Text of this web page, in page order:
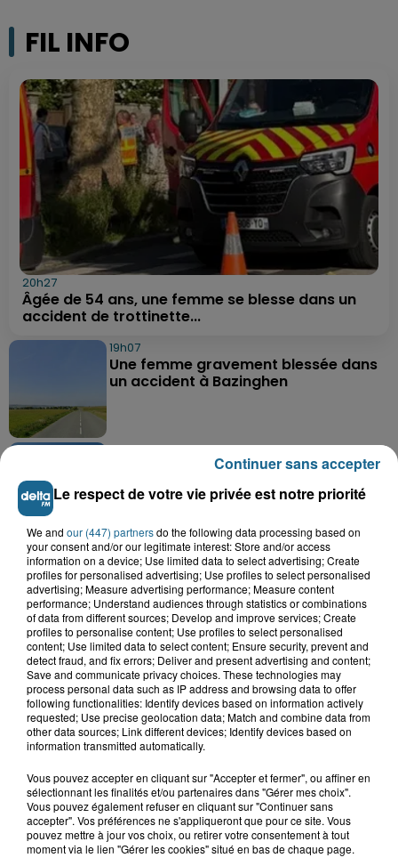
FIL INFO
20h27
Âgée de 54 ans, une femme se blesse dans un
accident de trottinette...
19h07
Une femme gravement blessée dans
un accident à Bazinghen
18h52
Neufchâtel-Hardelot : un
rassemblement pour rendre
hommage aux...
18h04
Violent accident à Cléty : quatre
blessés, deux femmes en urgence...
17h44
Un homme mortellement percuté par
un train à Saint-Josse
Le respect de votre vie privée est notre priorité
We and our (447) partnersdo the following data processing based on
your consent and/or our legitimate interest: Store and/or access
information on a device; Use limited data to select advertising; Create
profiles for personalised advertising; Use profiles to select personalised
advertising; Measure advertising performance; Measure content
performance; Understand audiences through statistics or combinations
of data from different sources; Develop and improve services; Create
profiles to personalise content; Use profiles to select personalised
content; Use limited data to select content; Ensure security, prevent and
detect fraud, and fix errors; Deliver and present advertising and content;
Save and communicate privacy choices. These technologies may
process personal data such as IP address and browsing data to offer
following functionalities: Identify devices based on information actively
requested; Use precise geolocation data; Match and combine data from
other data sources; Link different devices; Identify devices based on
information transmitted automatically.
Vous pouvez accepter en cliquant sur "Accepter et fermer", ou affiner en
sélectionnant les finalités et/ou partenaires dans "Gérer mes choix".
Vous pouvez également refuser en cliquant sur "Continuer sans
accepter". Vos préférences ne s'appliqueront que pour ce site. Vous
pouvez mettre à jour vos choix, ou retirer votre consentement à tout
moment via le lien "Gérer les cookies" situé en bas de chaque page.
Continuer sans accepter